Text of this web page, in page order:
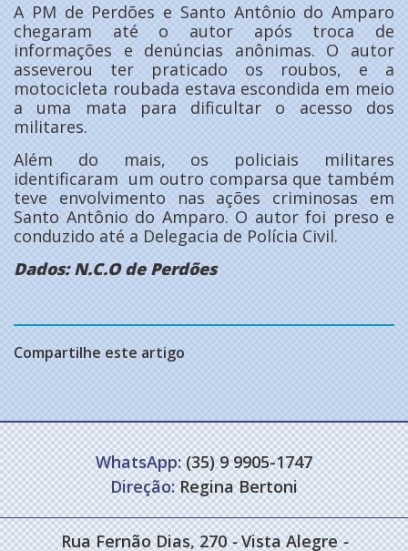
A PM de Perdões e Santo Antônio do Amparo
chegaram até o autor após troca de
informações e denúncias anônimas. O autor
asseverou ter praticado os roubos, e a
motocicleta roubada estava escondida em meio
a uma mata para dificultar o acesso dos
militares.
Além do mais, os policiais militares
identificaram um outro comparsa que também
teve envolvimento nas ações criminosas em
Santo Antônio do Amparo. O autor foi preso e
conduzido até a Delegacia de Polícia Civil.
Dados: N.C.O de Perdões
Compartilhe este artigo
WhatsApp:(35) 9 9905-1747
Direção:Regina Bertoni
Rua Fernão Dias, 270- Vista Alegre-